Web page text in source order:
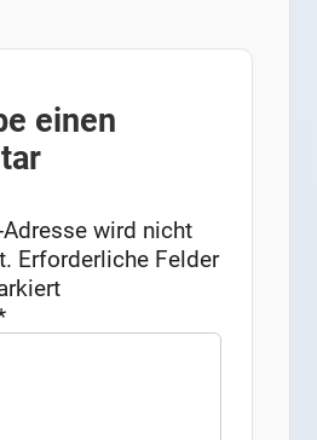
einen
Adresse wird nicht
Erforderliche Felder